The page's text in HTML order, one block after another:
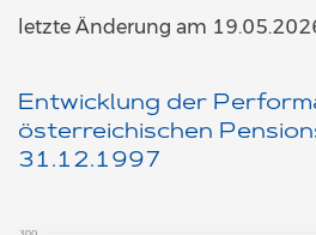
letzte Änderung am
Entwicklung der
österreichischen
31.12.1997